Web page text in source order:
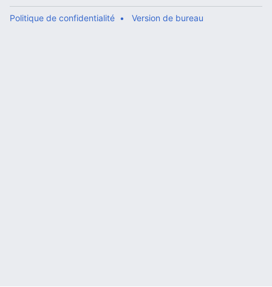
Politique de confidentialité Version de bureau